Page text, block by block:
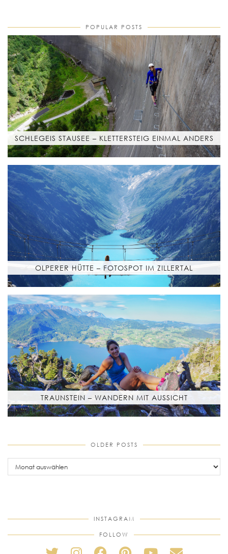
POPULAR POSTS
SCHLEGEIS STAUSEE – KLETTERSTEIG EINMAL ANDERS
OLPERER HÜTTE – FOTOSPOT IM ZILLERTAL
TRAUNSTEIN – WANDERN MIT AUSSICHT
OLDER POSTS
older
posts
INSTAGRAM
FOLLOW